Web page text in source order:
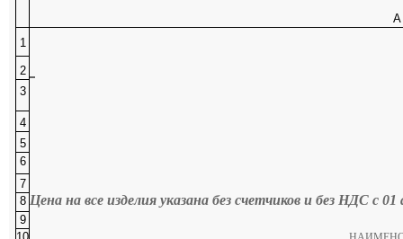
1
2
3
4
5
6
7
8 Цена на все изделия указана без счетчиков и без НДС с 01
9